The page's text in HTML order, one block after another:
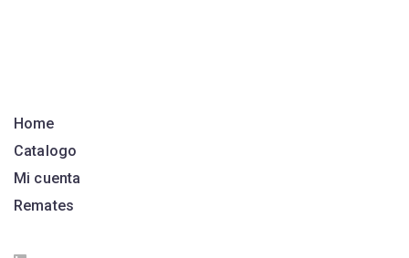
Home
Catalogo
Mi cuenta
Remates